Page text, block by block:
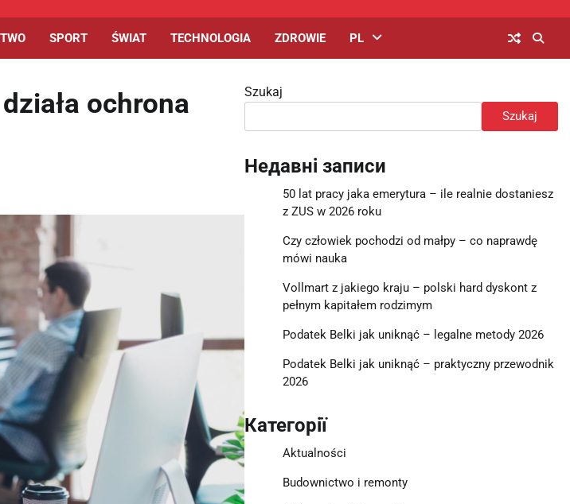
SPORT ŚWIAT TECHNOLOGIA ZDROWIE PL
ochrona
Szukaj
Szukaj
Недавні записи
50 lat pracy jaka emerytura – ile realnie dostaniesz
z ZUS w 2026 roku
Czy człowiek pochodzi od małpy – co naprawdę
mówi nauka
Vollmart z jakiego kraju – polski hard dyskont z
pełnym kapitałem rodzimym
Podatek Belki jak uniknąć – legalne metody 2026
Podatek Belki jak uniknąć – praktyczny przewodnik
2026
Категорії
Aktualności
Budownictwo i remonty